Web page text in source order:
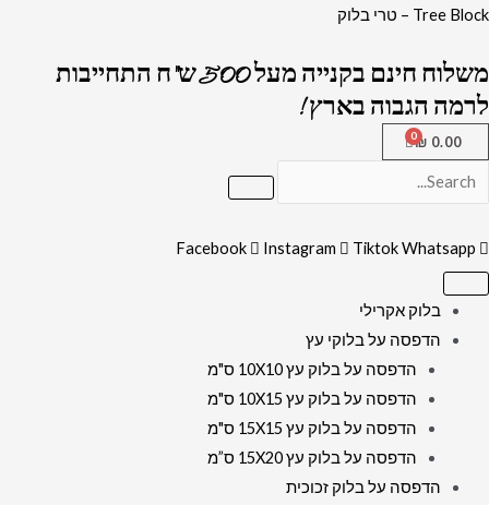
דילוג
Tree Block – טרי בלוק
משלוח חינם בקנייה מעל 500 ש"ח התחייבות
לרמה הגבוה בארץ !
0.00
₪
Facebook Instagram TiktokWhatsapp
בלוק אקרילי
הדפסה על בלוקי עץ
הדפסה על בלוק עץ 10X10 ס"מ
הדפסה על בלוק עץ 10X15 ס"מ
הדפסה על בלוק עץ 15X15 ס"מ
הדפסה על בלוק עץ 15X20 ס”מ
הדפסה על בלוק זכוכית
כמות
2754
-
מזמור
לתודה
על
קנבס
או
זכוכית